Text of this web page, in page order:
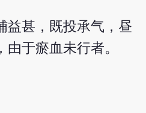
益甚，既投承气，昼
由于瘀血未行者。